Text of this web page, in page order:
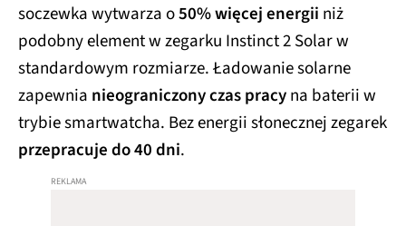
soczewka wytwarza o50% więcej energii niż
podobny element w zegarku Instinct 2 Solar w
standardowym rozmiarze. Ładowanie solarne
zapewnia nieograniczony czas pracyna baterii w
trybie smartwatcha. Bez energii słonecznej zegarek
przepracuje do 40 dni.